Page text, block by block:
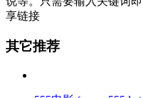
享链接
其它推荐